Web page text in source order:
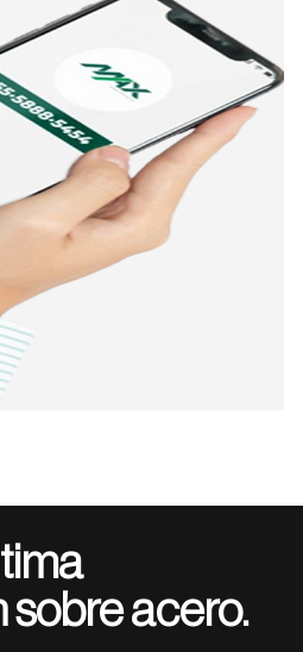
sobre acero.